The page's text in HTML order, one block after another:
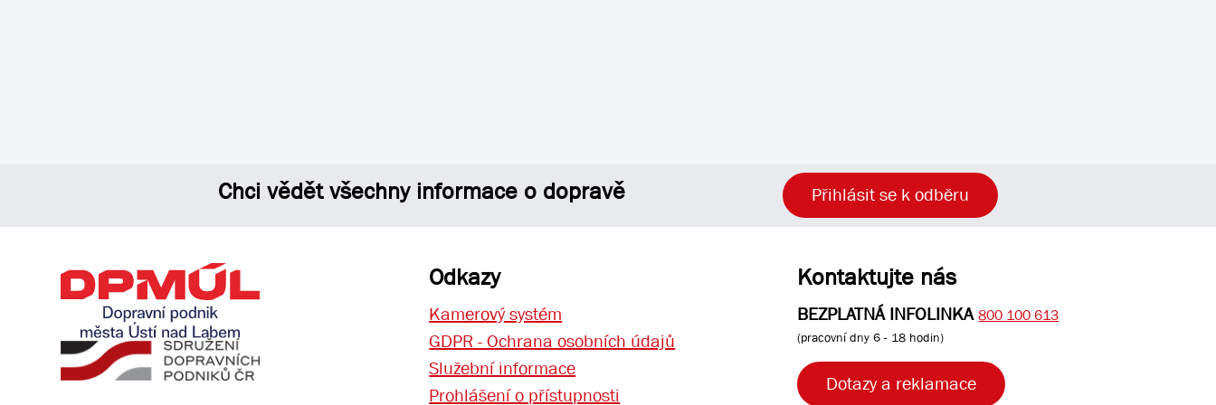
Chci vědět všechny informace o dopravě Přihlásit se k odběru
Odkazy
Kamerový systém
GDPR - Ochrana osobních údajů
Služební informace
Prohlášení o přístupnosti
Kontaktujte nás
BEZPLATNÁ INFOLINKA 800 100 613
(pracovní dny 6 - 18 hodin)
Dotazy a reklamace